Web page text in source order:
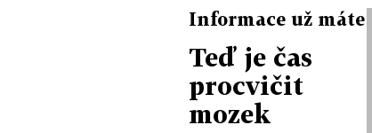
Informace už máte
Teď je čas
procvičit
mozek